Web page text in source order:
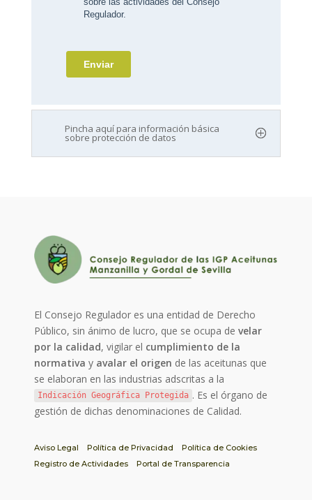
Pincha aquí para información básica
sobre protección de datos
El Consejo Regulador es una entidad de Derecho
Público, sin ánimo de lucro, que se ocupa develar
por la calidad, vigilar el cumplimiento de la
normativa y avalar el origen de las aceitunas que
se elaboran en las industrias adscritas a la
Indicación Geográfica Protegida . Es el órgano de
gestión de dichas denominaciones de Calidad.
Aviso Legal Política de Privacidad
Política de Cookies
Registro de Actividades
Portal de Transparencia